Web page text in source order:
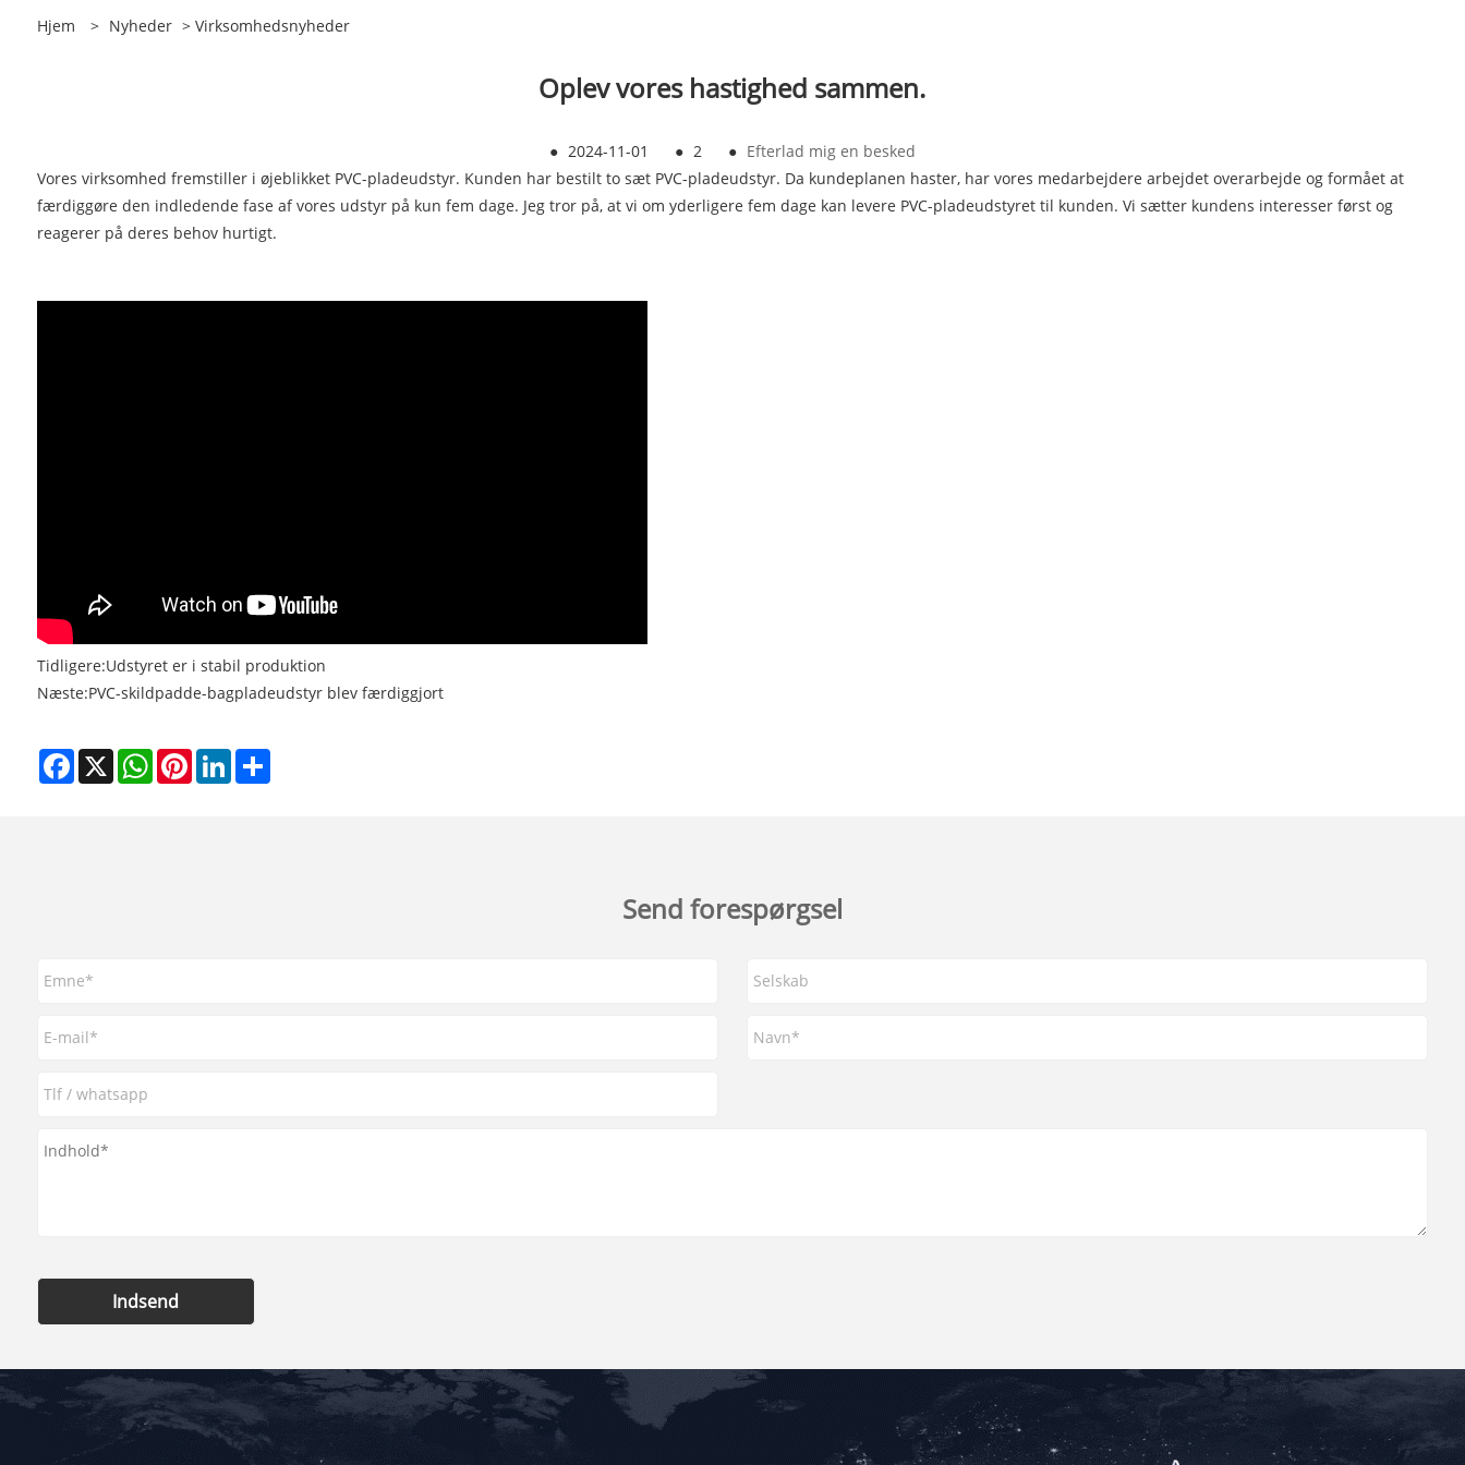
Hjem > Nyheder > Virksomhedsnyheder
Oplev vores hastighed sammen.
● 2024-11-01 ● 2 ● Efterlad mig en besked
Vores virksomhed fremstiller i øjeblikket PVC-pladeudstyr. Kunden har bestilt to sæt PVC-pladeudstyr. Da kundeplanen haster, har vores medarbejdere arbejdet overarbejde og formået at
færdiggøre den indledende fase af vores udstyr på kun fem dage. Jeg tror på, at vi om yderligere fem dage kan levere PVC-pladeudstyret til kunden. Vi sætter kundens interesser først og
reagerer på deres behov hurtigt.
Tidligere:Udstyret er i stabil produktion
Næste:PVC-skildpadde-bagpladeudstyr blev færdiggjort
Facebook
X WhatsAppPinterestLinkedInShare
Send forespørgsel
Indsend